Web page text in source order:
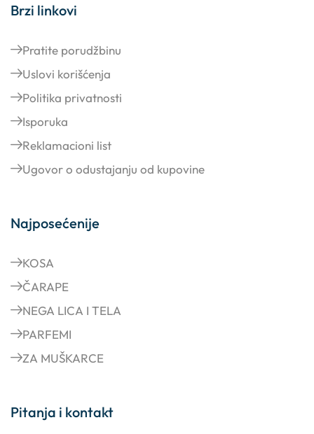
Brzi linkovi
Pratite porudžbinu
Uslovi korišćenja
Politika privatnosti
Isporuka
Reklamacioni list
Ugovor o odustajanju od kupovine
Najposećenije
KOSA
ČARAPE
NEGA LICA I TELA
PARFEMI
ZA MUŠKARCE
Pitanja i kontakt